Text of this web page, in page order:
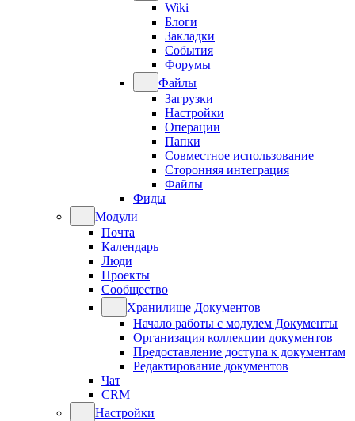
Wiki
Блоги
Закладки
События
Форумы
Файлы
Загрузки
Настройки
Операции
Папки
Совместное использование
Сторонняя интеграция
Файлы
Фиды
Модули
Почта
Календарь
Люди
Проекты
Сообщество
Хранилище Документов
Начало работы с модулем Документы
Организация коллекции документов
Предоставление доступа к документам
Редактирование документов
Чат
CRM
Настройки